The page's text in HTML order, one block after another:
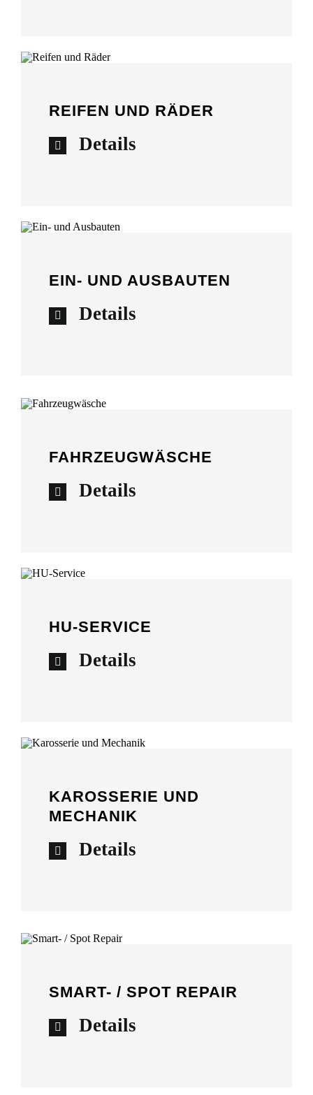
REIFEN UND RÄDER
Details
EIN- UND AUSBAUTEN
Details
FAHRZEUGWÄSCHE
Details
HU-SERVICE
Details
KAROSSERIE UND
MECHANIK
Details
SMART- / SPOT REPAIR
Details